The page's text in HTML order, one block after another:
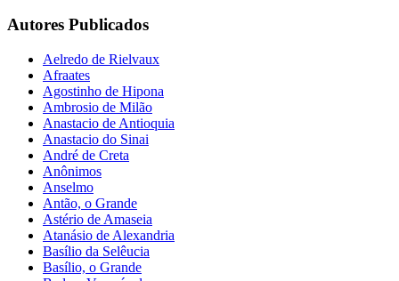
Autores Publicados
Aelredo de Rielvaux
Afraates
Agostinho de Hipona
Ambrosio de Milão
Anastacio de Antioquia
Anastacio do Sinai
André de Creta
Anônimos
Anselmo
Antão, o Grande
Astério de Amaseia
Atanásio de Alexandria
Basílio da Selêucia
Basílio, o Grande